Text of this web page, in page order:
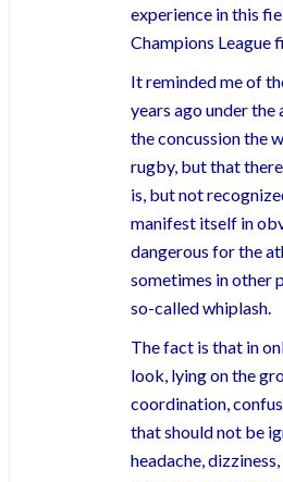
experience in this
Champions League
It reminded me of
years ago under
the concussion the
rugby, but that
is, but not
manifest itself in
dangerous for the
sometimes in other
so-called whiplash.
The fact is that in
look, lying on the
coordination,
that should not be
headache,